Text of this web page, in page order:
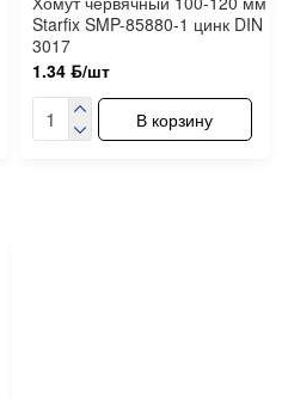
Starfix SMP-85880-1 цинк DIN
3017
1.34 ƃ/шт
В корзину